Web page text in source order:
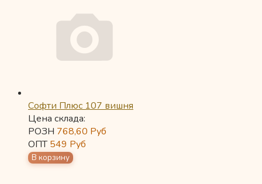
Софти Плюс 107 вишня
Цена склада:
РОЗН 768,60 Руб
ОПТ549 Руб